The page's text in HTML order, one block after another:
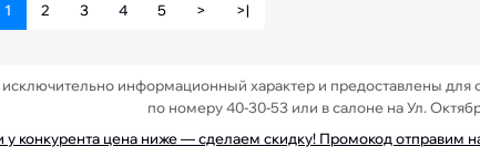
1 2 3 4 5 > >|
информационный характер и предоставлены
по номеру 40-30-53 или в салоне на Ул.
у конкурента цена ниже — сделаем скидку! Промокод отправим